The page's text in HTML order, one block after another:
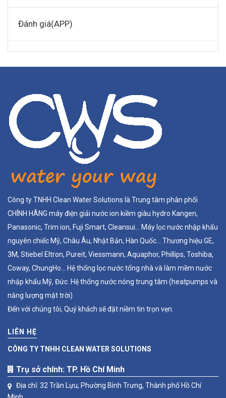
Đánh giá(APP)
Công ty TNHH Clean Water Solutions là Trung tâm phân phối
CHÍNH HÃNG máy điện giải nước ion kiềm giàu hydro Kangen,
Panasonic, Trim ion, Fuji Smart, Cleansui... Máy lọc nước nhập khẩu
nguyên chiếc Mỹ, Châu Âu, Nhật Bản, Hàn Quốc... Thương hiệu GE,
3M, Stiebel Eltron, Pureit, Viessmann, Aquaphor, Phillips, Toshiba,
Coway, ChungHo... Hệ thống lọc nước tổng nhà và làm mềm nước
nhập khẩu Mỹ, Đức. Hệ thống nước nóng trung tâm (heatpumps và
năng lượng mặt trời)
Đến với chúng tôi, Quý khách sẽ đặt niềm tin trọn vẹn.
LIÊN HỆ
CÔNG TY TNHH CLEAN WATER SOLUTIONS
Trụ sở chính: TP. Hồ Chí Minh
Địa chỉ: 32 Trần Lựu, Phường Bình Trưng, Thành phố Hồ Chí